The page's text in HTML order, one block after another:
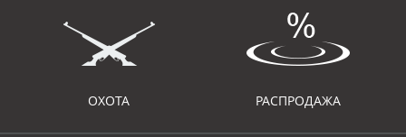
ОХОТА РАСПРОДАЖА